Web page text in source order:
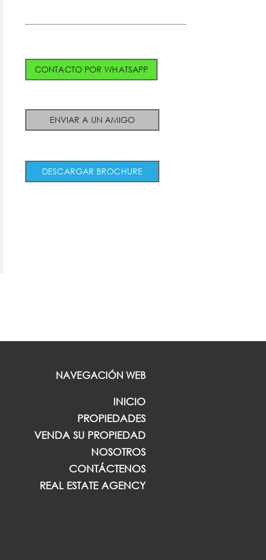
CONTACTO POR WHATSAPP
ENVIAR A UN AMIGO
DESCARGAR BROCHURE
NAVEGACIÓN WEB
INICIO
PROPIEDADES
VENDA SU PROPIEDAD
NOSOTROS
CONTÁCTENOS
REAL ESTATE AGENCY